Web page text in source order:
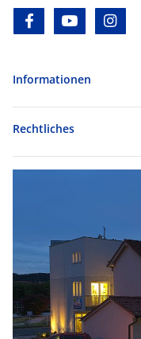
facebookyoutube
Informationen
Rechtliches